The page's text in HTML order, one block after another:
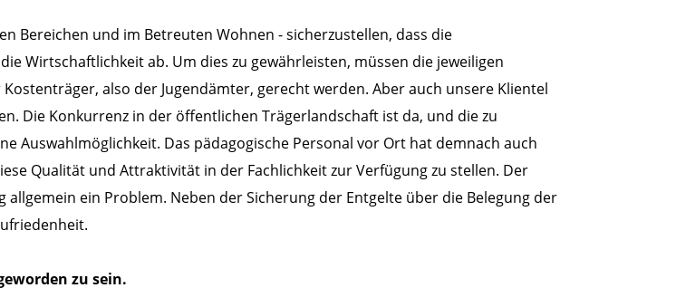
Bereichen und im Betreuten Wohnen - sicherzustellen, dass die
Wirtschaftlichkeit ab. Um dies zu gewährleisten, müssen die jeweiligen
also der Jugendämter, gerecht werden. Aber auch unsere Klientel
Die Konkurrenz in der öffentlichen Trägerlandschaft ist da, und die zu
Auswahlmöglichkeit. Das pädagogische Personal vor Ort hat demnach auch
Qualität und Attraktivität in der Fachlichkeit zur Verfügung zu stellen. Der
ein Problem. Neben der Sicherung der Entgelte über die Belegung der
zu sein.